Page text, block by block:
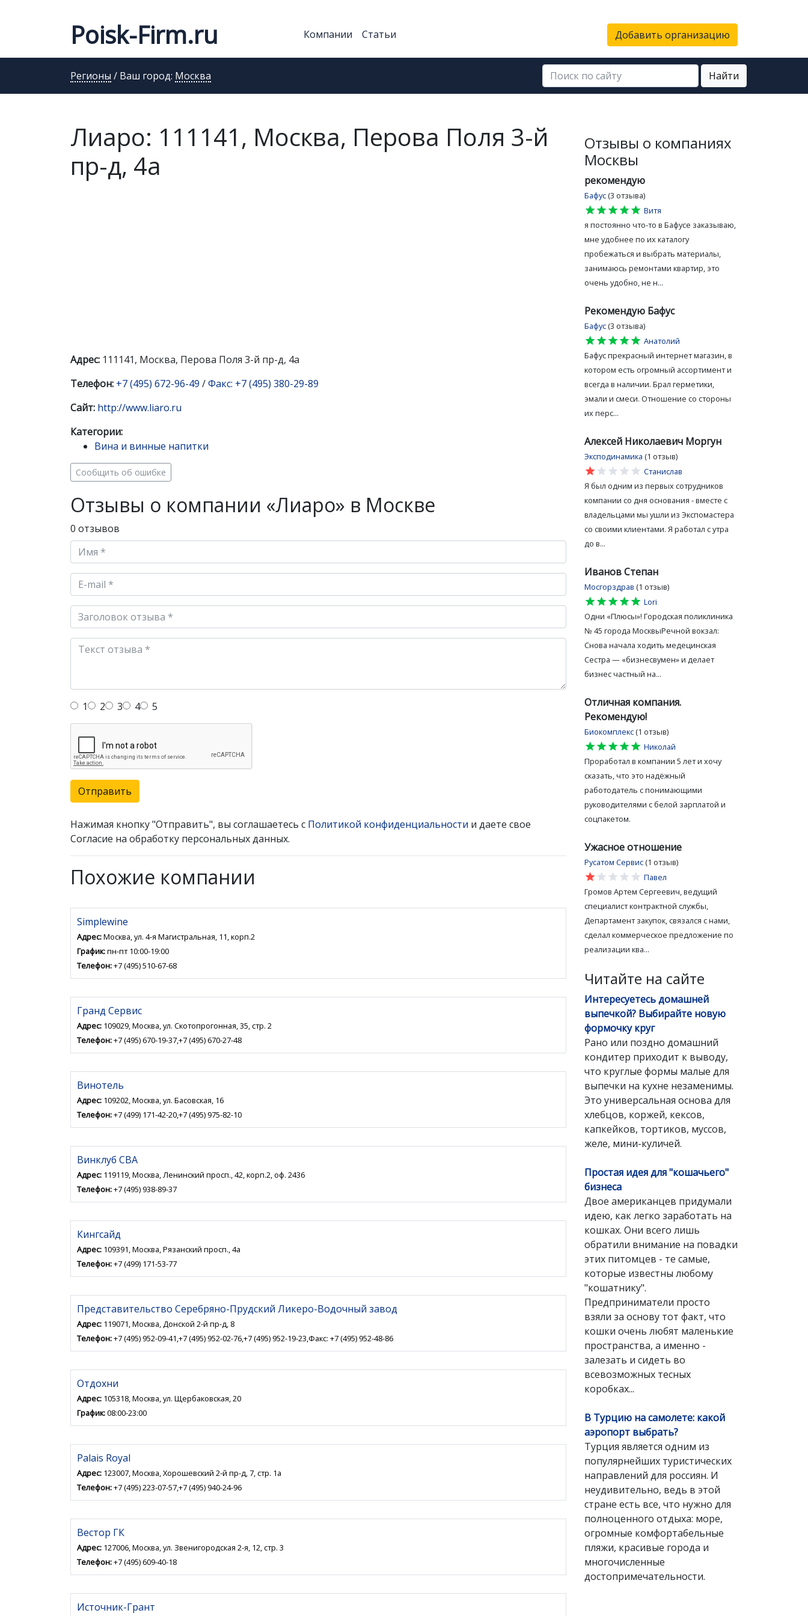
Poisk-Firm.ru Компании Статьи Добавить организацию
Регионы / Ваш город: Москва Найти
Лиаро: 111141, Москва, Перова Поля 3-й
пр-д, 4а
Адрес: 111141, Москва, Перова Поля 3-й пр-д, 4а
Телефон: +7 (495) 672-96-49 /Факс: +7 (495) 380-29-89
Сайт: http://www.liaro.ru
Категории:
Вина и винные напитки
Сообщить об ошибке
Отзывы о компании «Лиаро» в Москве
0 отзывов
1 2 3 4 5
Отправить
Нажимая кнопку "Отправить", вы соглашаетесь с Политикой конфиденциальности и даете свое
Согласие на обработку персональных данных.
Похожие компании
Simplewine
Адрес:Москва, ул. 4-я Магистральная, 11, корп.2
График:пн-пт 10:00-19:00
Телефон:+7 (495) 510-67-68
Гранд Сервис
Адрес: 109029, Москва, ул. Скотопрогонная, 35, стр. 2
Телефон:+7 (495) 670-19-37,+7 (495) 670-27-48
Винотель
Адрес: 109202, Москва, ул. Басовская, 16
Телефон:+7 (499) 171-42-20,+7 (495) 975-82-10
Винклуб СВА
Адрес: 119119, Москва, Ленинский просп., 42, корп.2, оф. 2436
Телефон:+7 (495) 938-89-37
Кингсайд
Адрес: 109391, Москва, Рязанский просп., 4а
Телефон:+7 (499) 171-53-77
Представительство Серебряно-Прудский Ликеро-Водочный завод
Адрес: 119071, Москва, Донской 2-й пр-д, 8
Телефон:+7 (495) 952-09-41,+7 (495) 952-02-76,+7 (495) 952-19-23,Факс: +7 (495) 952-48-86
Отдохни
Адрес: 105318, Москва, ул. Щербаковская, 20
График:08:00-23:00
Palais Royal
Адрес: 123007, Москва, Хорошевский 2-й пр-д, 7, стр. 1а
Телефон:+7 (495) 223-07-57,+7 (495) 940-24-96
Вестор ГК
Адрес: 127006, Москва, ул. Звенигородская 2-я, 12, стр. 3
Телефон:+7 (495) 609-40-18
Источник-Грант
Отзывы о компаниях
Москвы
рекомендую
Бафус (3 отзыва)
star
star
star
star
star
Витя
я постоянно что-то в Бафусе заказываю,
мне удобнее по их каталогу
пробежаться и выбрать материалы,
занимаюсь ремонтами квартир, это
очень удобно, не н...
Рекомендую Бафус
Бафус (3 отзыва)
star
star
star
star
star
Анатолий
Бафус прекрасный интернет магазин, в
котором есть огромный ассортимент и
всегда в наличии. Брал герметики,
эмали и смеси. Отношение со стороны
их перс...
Алексей Николаевич Моргун
Эксподинамика (1 отзыв)
star
star
star
star
star
Станислав
Я был одним из первых сотрудников
компании со дня основания - вместе с
владельцами мы ушли из Экспомастера
со своими клиентами. Я работал с утра
до в...
Иванов Степан
Мосгорздрав (1 отзыв)
star
star
star
star
star
Lori
Одни «Плюсы»! Городская поликлиника
№ 45 города МосквыРечной вокзал:
Снова начала ходить медецинская
Сестра — «бизнесвумен» и делает
бизнес частный на...
Отличная компания.
Рекомендую!
Биокомплекс (1 отзыв)
star
star
star
star
star
Николай
Проработал в компании 5 лет и хочу
сказать, что это надёжный
работодатель с понимающими
руководителями с белой зарплатой и
соцпакетом.
Ужасное отношение
Русатом Сервис (1 отзыв)
star
star
star
star
star
Павел
Громов Артем Сергеевич, ведущий
специалист контрактной службы,
Департамент закупок, связался с нами,
сделал коммерческое предложение по
реализации ква...
Читайте на сайте
Интересуетесь домашней
выпечкой? Выбирайте новую
формочку круг
Рано или поздно домашний
кондитер приходит к выводу,
что круглые формы малые для
выпечки на кухне незаменимы.
Это универсальная основа для
хлебцов, коржей, кексов,
капкейков, тортиков, муссов,
желе, мини-куличей.
Простая идея для "кошачьего"
бизнеса
Двое американцев придумали
идею, как легко заработать на
кошках. Они всего лишь
обратили внимание на повадки
этих питомцев - те самые,
которые известны любому
"кошатнику".
Предприниматели просто
взяли за основу тот факт, что
кошки очень любят маленькие
пространства, а именно -
залезать и сидеть во
всевозможных тесных
коробках...
В Турцию на самолете: какой
аэропорт выбрать?
Турция является одним из
популярнейших туристических
направлений для россиян. И
неудивительно, ведь в этой
стране есть все, что нужно для
полноценного отдыха: море,
огромные комфортабельные
пляжи, красивые города и
многочисленные
достопримечательности.